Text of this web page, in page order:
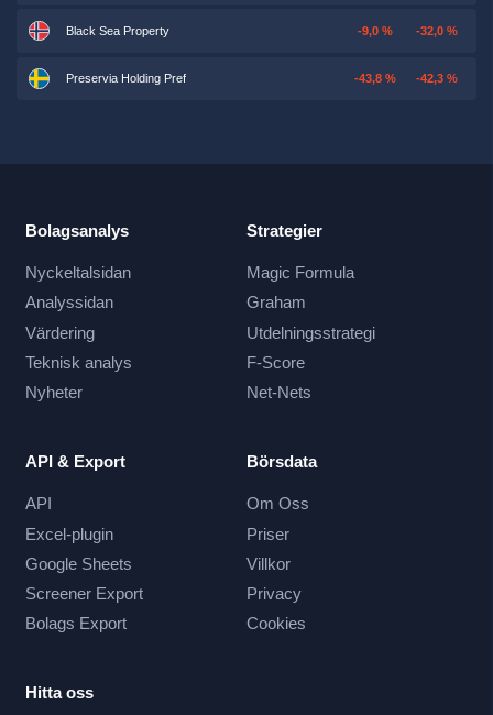
Black Sea Property -9,0 % -32,0 %
Preservia Holding Pref -43,8 % -42,3 %
Bolagsanalys
Nyckeltalsidan
Analyssidan
Värdering
Teknisk analys
Nyheter
Strategier
Magic Formula
Graham
Utdelningsstrategi
F-Score
Net-Nets
API & Export
API
Excel-plugin
Google Sheets
Screener Export
Bolags Export
Börsdata
Om Oss
Priser
Villkor
Privacy
Cookies
Hitta oss